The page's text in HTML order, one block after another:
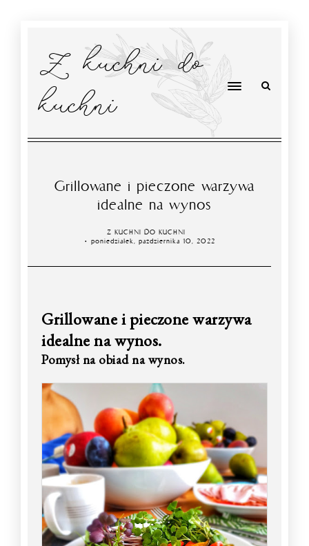
Z kuchni do
kuchni
Grillowane i pieczone warzywa
idealne na wynos
Z KUCHNI DO KUCHNI
poniedziałek, października 10, 2022
Grillowane i pieczone warzywa
idealne na wynos.
Pomysł na obiad na wynos.